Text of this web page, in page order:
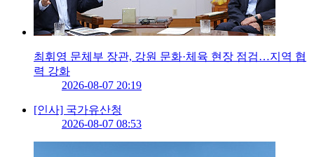
최휘영 문체부 장관, 강원 문화·체육 현장 점검…지역 협
력 강화
2026-08-07 20:19
[인사] 국가유산청
2026-08-07 08:53